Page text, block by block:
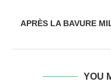
APRÈS LA BAVURE
YOU